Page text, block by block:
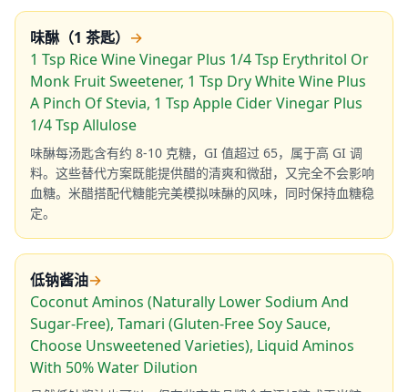
味醂（1 茶匙） →
1 Tsp Rice Wine Vinegar Plus 1/4 Tsp Erythritol Or
Monk Fruit Sweetener, 1 Tsp Dry White Wine Plus
A Pinch Of Stevia, 1 Tsp Apple Cider Vinegar Plus
1/4 Tsp Allulose
味醂每汤匙含有约 8-10 克糖，GI 值超过 65，属于高 GI 调
料。这些替代方案既能提供醋的清爽和微甜，又完全不会影响
血糖。米醋搭配代糖能完美模拟味醂的风味，同时保持血糖稳
定。
低钠酱油→
Coconut Aminos (Naturally Lower Sodium And
Sugar-Free), Tamari (Gluten-Free Soy Sauce,
Choose Unsweetened Varieties), Liquid Aminos
With 50% Water Dilution